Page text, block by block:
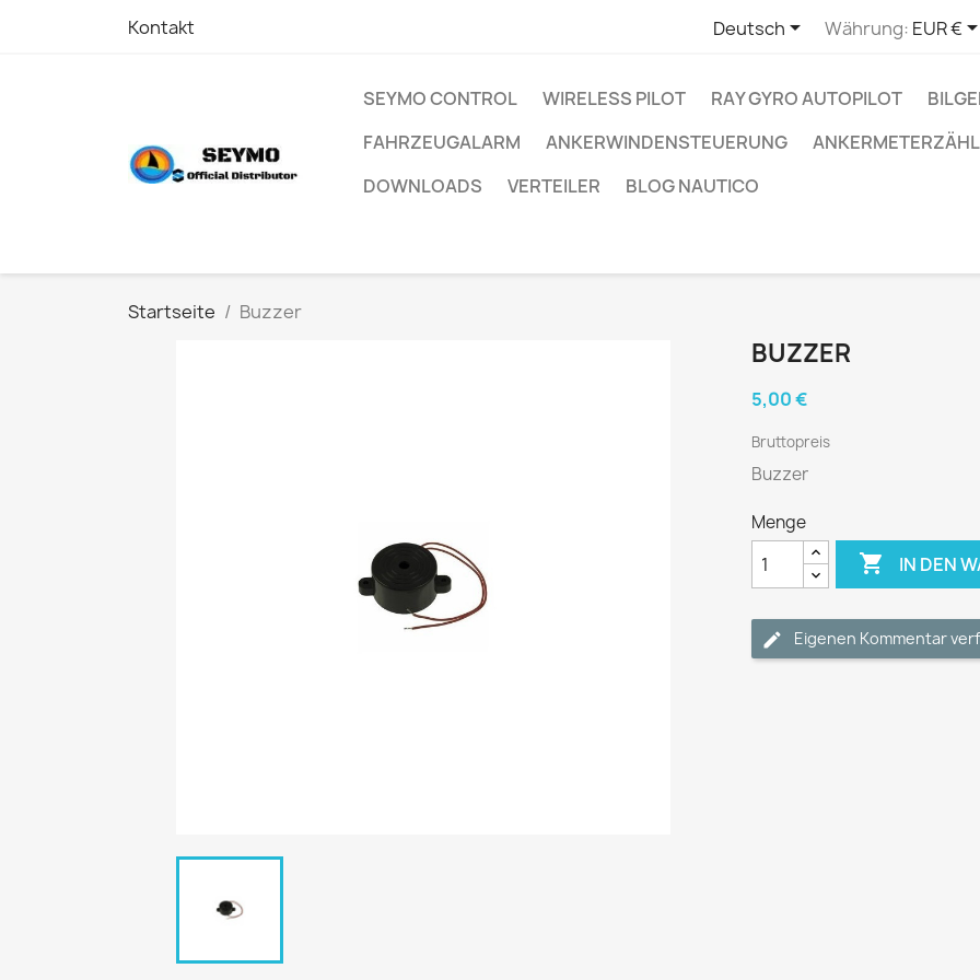
Kontakt Deutsch Währung: EUR €
SEYMO CONTROL WIRELESS PILOT RAY GYRO AUTOPILOT
FAHRZEUGALARM
ANKERWINDENSTEUERUNG
DOWNLOADS
VERTEILER BLOG NAUTICO
Startseite Buzzer
BUZZER
5,00 €
Bruttopreis
Buzzer
Menge
 IN DEN
Eigenen Kommentar